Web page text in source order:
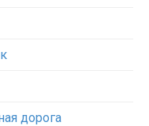
дорога